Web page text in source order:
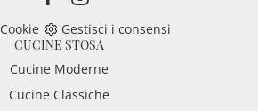
Cookie
Gestisci i consensi
CUCINE STOSA
Cucine Moderne
Cucine Classiche